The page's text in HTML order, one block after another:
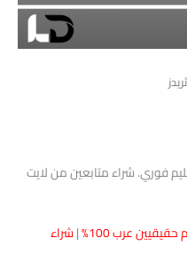
بضمان الجودة 100% وتسليم فوري. شراء متابعين من لايت
عرب 100% |شراء